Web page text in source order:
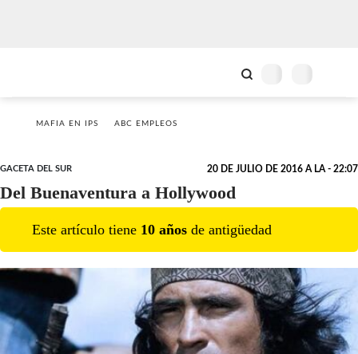
MAFIA EN IPS ABC EMPLEOS
GACETA DEL SUR 20 DE JULIO DE 2016 A LA - 22:07
Del Buenaventura a Hollywood
Este artículo tiene 10 años de antigüedad